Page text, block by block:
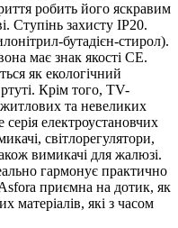
робить його яскравим
Ступінь захисту IP20.
бутадієн-стирол).
має знак якості CE.
як екологічний
Крім того, TV-
житлових та невеликих
електроустановчих
світлорегулятори,
вимикачі для жалюзі.
гармонує практично
приємна на дотик, як
матеріалів, які з часом